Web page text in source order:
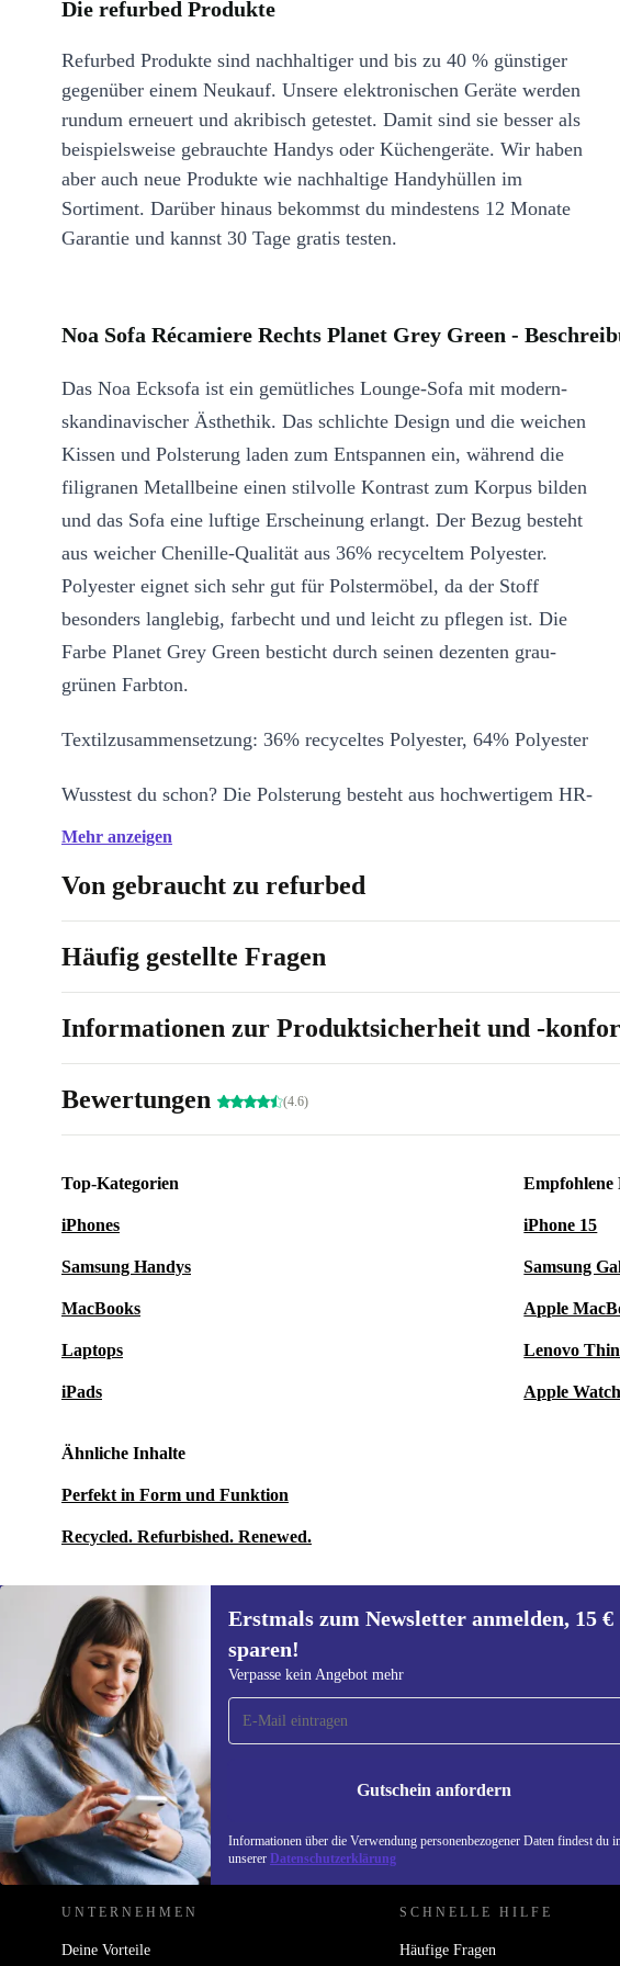
Die refurbed Produkte
Refurbed Produkte sind nachhaltiger und bis zu 40 % günstiger
gegenüber einem Neukauf. Unsere elektronischen Geräte werden
rundum erneuert und akribisch getestet. Damit sind sie besser als
beispielsweise gebrauchte Handys oder Küchengeräte. Wir haben
aber auch neue Produkte wie nachhaltige Handyhüllen im
Sortiment. Darüber hinaus bekommst du mindestens 12 Monate
Garantie und kannst 30 Tage gratis testen.
Noa Sofa Récamiere Rechts Planet Grey Green -
Das Noa Ecksofa ist ein gemütliches Lounge-Sofa mit modern-
skandinavischer Ästhethik. Das schlichte Design und die weichen
Kissen und Polsterung laden zum Entspannen ein, während die
filigranen Metallbeine einen stilvolle Kontrast zum Korpus bilden
und das Sofa eine luftige Erscheinung erlangt. Der Bezug besteht
aus weicher Chenille-Qualität aus 36% recyceltem Polyester.
Polyester eignet sich sehr gut für Polstermöbel, da der Stoff
besonders langlebig, farbecht und und leicht zu pflegen ist. Die
Farbe Planet Grey Green besticht durch seinen dezenten grau-
grünen Farbton.
Textilzusammensetzung: 36% recyceltes Polyester, 64% Polyester
Wusstest du schon? Die Polsterung besteht aus hochwertigem HR-
Schaum und Nozag-Federn, wodurch das Möbelstück an
b_ware Es handelt sich um B-Ware, Outlet Ware oder
Ausstellungsstücke in gutem Zustand. Das Produkt weist geringe
Verschmutzungen, Kratzer oder Makel, auch im sichtbaren Bereich.
eingerissen.
Mehr anzeigen
Von gebraucht zu refurbed
Häufig gestellte Fragen
Informationen zur Produktsicherheit und -
Bewertungen (4.6)
Top-Kategorien
iPhones
Samsung Handys
MacBooks
Laptops
iPads
Empfohlene
iPhone 15
Samsung
Apple
Lenovo
Apple
Ähnliche Inhalte
Perfekt in Form und Funktion
Recycled. Refurbished. Renewed.
Erstmals zum Newsletter anmelden, 15 €
sparen!
Verpasse kein Angebot mehr
Gutschein anfordern
Informationen über die Verwendung personenbezogener Daten findest du
unserer Datenschutzerklärung
Erstmals zum Newsletter
anmelden, 15 € sparen!
Verpasse kein Angebot mehr.
Informationen über die
REFURBED DEUTSCHLAND - RETHINK NEW.
UNTERNEHMEN
Deine Vorteile
SCHNELLE HILFE
Häufige Fragen